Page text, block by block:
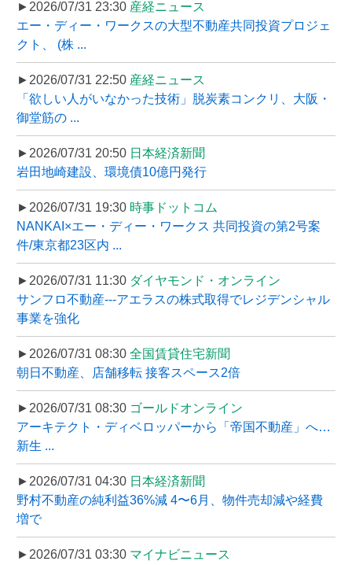
►2026/07/31 23:30 産経ニュース
エー・ディー・ワークスの大型不動産共同投資プロジェ
クト、 (株 ...
►2026/07/31 22:50 産経ニュース
「欲しい人がいなかった技術」脱炭素コンクリ、大阪・
御堂筋の ...
►2026/07/31 20:50 日本経済新聞
岩田地崎建設、環境債10億円発行
►2026/07/31 19:30 時事ドットコム
NANKAI×エー・ディー・ワークス 共同投資の第2号案
件/東京都23区内 ...
►2026/07/31 11:30 ダイヤモンド・オンライン
サンフロ不動産---アエラスの株式取得でレジデンシャル
事業を強化
►2026/07/31 08:30 全国賃貸住宅新聞
朝日不動産、店舗移転 接客スペース2倍
►2026/07/31 08:30 ゴールドオンライン
アーキテクト・ディベロッパーから「帝国不動産」へ…
新生 ...
►2026/07/31 04:30 日本経済新聞
野村不動産の純利益36%減 4〜6月、物件売却減や経費
増で
►2026/07/31 03:30 マイナビニュース